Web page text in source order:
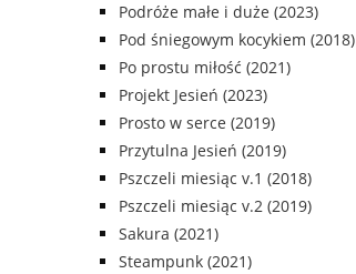
Podróże małe i duże (2023)
Pod śniegowym kocykiem (2018)
Po prostu miłość (2021)
Projekt Jesień (2023)
Prosto w serce (2019)
Przytulna Jesień (2019)
Pszczeli miesiąc v.1 (2018)
Pszczeli miesiąc v.2 (2019)
Sakura (2021)
Steampunk (2021)